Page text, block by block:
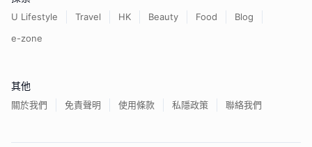
U Lifestyle Travel HK Beauty Food
Blog
e-zone
其他
關於我們 免責聲明 使用條款 私隱政策 聯絡我們